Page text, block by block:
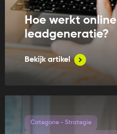
Hoe werkt online
leadgeneratie?
Bekijk artikel
Categorie - Strategie